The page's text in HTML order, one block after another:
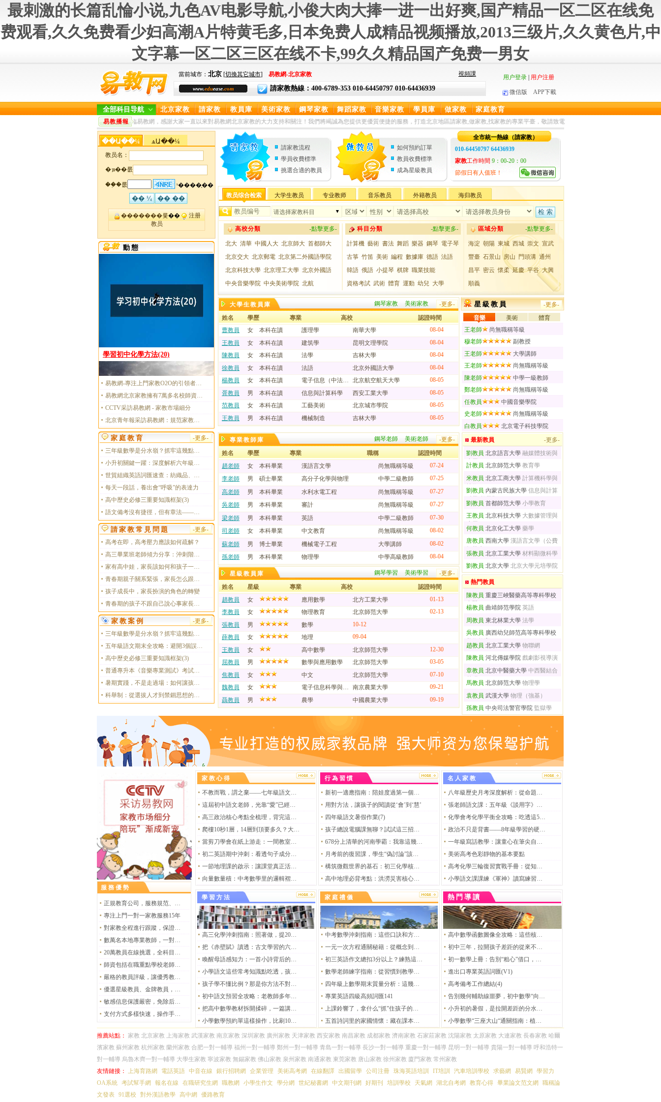
最刺激的长篇乱惀小说,九色AV电影导航,小俊大肉大捧一进一出好爽,国产精品一区二区在线免
费观看,久久免费看少妇高潮A片特黄毛多,日本免费人成精品视频播放,2013三级片,久久黄色片,中
文字幕一区二区三区在线不卡,99久久精品国产免费一男女
當前城市： 北京 [切換其它城市] 易教網-北京家教 視頻課
www.eduease.com 請家教熱線：400-6789-353 010-64450797 010-64436939
用户登录| 用户注册
微信版 APP下載
全部科目导航 北京家教 請家教 教員庫 美術家教 鋼琴家教 舞蹈家教 音樂家教 學員庫 做家教 家庭教育
易教播報
歡迎您光臨易教網，感謝大家一直以來對易教網北京家教的大力支持和關注！我們將竭誠為您提供更優質便捷的服務，打造北京地區請家教,做家教,找家教的專業平臺，敬請致電：010-64436939
請家教流程
學員收費標準
挑選合適的教員
如何預約訂單
教員收費標準
成為星級教員
全市統一熱線（請家教）
010-64450797 64436939
家教工作時間 9：00-20：00
節假日有人值班！
教员综合检索 大学生教员 专业教师 音乐教员 外籍教员 海归教员
请选择家教科目
-點擊更多-
高校分類
北大 清華 中國人大 北京師大 首都師大
北京交大 北京郵電 北京第二外國語學院
北京科技大學 北京理工大學 北京外國語
中央音樂學院 中央美術學院 北航
-點擊更多-
科目分類
計算機 藝術 書法 舞蹈 樂器 鋼琴 電子琴
古箏 竹笛 美術 編程 數據庫 德語 法語
韓語 俄語 小提琴 棋牌 職業技能
資格考試 武術 體育 運動 幼兒 大學
-點擊更多-
區域分類
海淀 朝陽 東城 西城 崇文 宣武
豐臺 石景山 房山 門頭溝 通州
昌平 密云 懷柔 延慶 平谷 大興
順義
-更多-
鋼琴家教 美術家教
大學生教員庫
姓名
學歷 專業 高校
認證時間
曹教員
女 本科在讀 護理學 南華大學
08-04
王教員
女 本科在讀 建筑學 昆明文理學院
08-04
陳教員
女 本科在讀 法學 吉林大學
08-04
徐教員
女 本科在讀 法語 北京外國語大學
08-04
楊教員
女 本科在讀 電子信息（中法工程 北京航空航天大學
08-05
胥教員
男 本科在讀 信息與計算科學 西安工業大學
08-05
范教員
女 本科在讀 工藝美術 北京城市學院
08-05
王教員
男 本科在讀 機械制造 吉林大學 08-05
-更多-
星級教員
音樂 美術
體育
王老師
尚無職稱等級
穆老師
副教授
王老師
大學講師
王老師
尚無職稱等級
陳老師
中學一級教師
鄭老師
尚無職稱等級
任教員
中國音樂學院
史老師
尚無職稱等級
白教員
北京電子科技學院
��Ա��¼ ѧԱ��¼
教员名：
�ܡ��룺
��֤�룺 ˢ����֤��
�������룿��
注册
教员
動態
學習初中化學方法(20)
五首詩詞里的家國情懷：藏在課本里的少年熱血與蒼老悲憫
高中地理必背考點：洪澇災害核心知識點全梳理，考前看一遍不丟分
科舉制：從選拔人才到禁錮思想的千年演變
1 2 3 4 6
易教網-專注上門家教O2O的引領者和探尋者
易教網北京家教擁有7萬多名校師資力量
CCTV采訪易教網 - 家教市場細分
北京青年報采訪易教網：規范家教培訓市場仍任重而道遠
-更多-
鋼琴老師 美術老師
專業教師庫
姓名
學歷 專業 職稱
認證時間
趙老師
女 本科畢業 漢語言文學 尚無職稱等級
07-24
李老師
男 碩士畢業 高分子化學與物理 中學二級教師
07-25
高老師
男 本科畢業 水利水電工程 尚無職稱等級
07-27
吳老師
男 本科畢業 審計 尚無職稱等級
07-27
梁老師
男 本科畢業 英語 中學二級教師
07-30
司老師
女 本科畢業 中文教育 尚無職稱等級
08-02
蘇老師
男 博士畢業 機械電子工程 大學講師
08-02
孫老師
男 本科畢業 物理學 中學高級教師 08-04
-更多-
鋼琴學習 美術學習
星級教員庫
姓名
星級 專業 高校
認證時間
趙教員
女 應用數學 北方工業大學
01-13
李教員
女 物理教育 北京師范大學
02-13
張教員
男 數學
10-12
薛教員
女 地理
09-04
王教員
女 高中數學 北京師范大學
12-30
屈教員
男 數學與應用數學 北京師范大學
03-05
焦教員
女 中文 北京師范大學
07-10
魏教員
女 電子信息科學與技術 南京農業大學
09-21
聶教員
男 農學 中國農業大學 09-19
-更多-
最新教員
劉教員 北京語言大學 融媒體技術與
應用
計教員 北京師范大學 教育學
米教員 北京工商大學 計算機科學與
技術
劉教員 內蒙古民族大學 信息與計算
科學(數學類)
劉教員 首都師范大學 小學教育
王教員 北京科技大學 大數據管理與
應用
何教員 北京化工大學 藥學
唐教員 西南大學 漢語言文學（公費
師范生）
張教員 北京工業大學 材料顯微科學
劉教員 北京大學 北京大學元培學院
熱門教員
陳教員 重慶三峽醫藥高等專科學校
中醫
楊教員 曲靖師范學院 英語
周教員 東北林業大學 法學
吳教員 廣西幼兒師范高等專科學校
美術教育
趙教員 北京工業大學 物聯網
陳教員 河北傳媒學院 戲劇影視導演
章教員 北京中醫藥大學 中西醫結合
基礎
馬教員 北京師范大學 物理學
袁教員 武漢大學 物理（強基）
孫教員 中央司法警官學院 監獄學
-更多-
家庭教育
三年級數學是分水嶺？抓牢這幾點孩子成績穩升不滑坡
小升初關鍵一躍：深度解析六年級數學復習的系統化路徑
世貿組織英語詞匯速查：紡織品、農產品篇實用指南
每天一段話，養出會“呼吸”的表達力
高中歷史必修三重要知識框架(3)
語文備考沒有捷徑，但有章法——一位高中語文老師的實戰規劃手記
-更多-
請家教常見問題
高考在即，高考壓力應該如何疏解？
高三畢業班老師傾力分享：沖刺階段學生應該怎么應對
家有高中娃，家長該如何和孩子一同面對分擔壓力？
青春期親子關系緊張，家長怎么跟孩子好好和解？
孩子成長中，家長扮演的角色的轉變
青春期的孩子不跟自己說心事家長該怎么辦？
-更多-
家教案例
三年級數學是分水嶺？抓牢這幾點孩子成績穩升不滑坡
五年級語文期末全攻略：避開3個誤區，基礎閱讀習作全拿捏
高中歷史必修三重要知識框架(3)
普通專升本《音樂專業測試》考試大綱
暑期實踐，不是走過場：如何讓孩子的假期真正“增值”
科舉制：從選拔人才到禁錮思想的千年演變
服務優勢
正規教育公司，服務規范、安全有保障
專注上門一對一家教服務15年
對家教全程進行跟蹤，保證教學質量
數萬名本地專業教師，一對一打造學習計劃
20萬教員在線挑選，全科目覆蓋
師資包括在職重點學校老師及名校大學生
嚴格的教員評級，讓優秀教員脫穎而出
優選星級教員、金牌教員，保證高品質教學
敏感信息保護嚴密，免除后顧之憂
支付方式多樣快速，操作手段便捷
家教心得
不教而戰，謂之棄——七年級語文備考的三道防線
這屆初中語文老師，光靠“愛”已經不夠了
高三政治核心考點全梳理，背完這些上考場多拿20分
爬樓10秒1層，14層到頂要多久？大部分孩子第一反應就算錯
當剪刀學會在紙上游走：一間教室里的窗花課筆記
初二英語期中沖刺：看透句子成分的底層邏輯，輕松拿下語法高分
一節地理課的啟示：讓課堂真正活起來
向量數量積：中考數學里的邏輯褶皺與學習思維的重塑
行為習慣
新初一適應指南：陪娃度過第一個轉折期，這些經驗能幫你少走三年彎路
用對方法，讓孩子的閱讀從‘會’到‘慧’
四年級語文暑假作業(7)
孩子總說電腦課無聊？試試這三招讓鼠標操作變游戲高手
678分上清華的河南學霸：我靠這幾個“笨辦法”熬過高考
月考前的復習課，學生“偽討論”該怎么破？——初二地理復習課的教學反思
構筑微觀世界的基石：初三化學核心知識深度解讀
高中地理必背考點：洪澇災害核心知識點全梳理，考前看一遍不丟分
名人家教
八年級歷史月考深度解析：從命題邏輯到提分策略的全維度剖析
張老師語文課：五年級《談用字》練習題全解，吃透這篇課文，用字能力蹭蹭漲
化學會考化學平衡全攻略：吃透這5個核心考點，拿分穩了
政治不只是背書——8年級學習的硬核指南
一年級寫話教學：讓童心在筆尖自然流淌
美術高考色彩靜物的基本要點
高考化學三輪復習實戰手冊：從知識鞏固到考場決勝的訓練體系
小學語文課課練《軍神》讀寫練習題篇
學習方法
高三化學沖刺指南：照著做，提20分真的不難
把《赤壁賦》讀透：古文學習的六步攻略
喚醒母語感知力：一首小詩背后的兒童教育智慧
小學語文這些常考知識點吃透，孩子基礎分幾乎不丟
孩子學不懂比例？那是你方法不對！六年級數學比例全攻略
初中語文預習全攻略：老教師多年教學精華，讓孩子初中三年都受益！
把高中數學教材拆開揉碎，一篇講透人教版A版的底層邏輯
小學數學預約單這樣操作，比刷10套試卷提分還快？一線教師用了5年的全流程指南
家庭禮儀
中考數學沖刺指南：這些口訣和方法，助你高效拿高分
一元一次方程通關秘籍：從概念到實戰，讓你輕松搞定初中數學
初三英語作文總扣3分以上？練熟這4步，中考書面表達沖滿分！
數學老師練字指南：從習慣到教學的閉環
四年級上數學期末質量分析：這幾類高頻失分點，下學期一定要重點抓
專業英語四級高頻詞匯141
上課鈴響了，拿什么“抓”住孩子的心？——聊聊初中數學課的巧妙導入
五首詩詞里的家國情懷：藏在課本里的少年熱血與蒼老悲憫
熱門導讀
高中數學函數圖像全攻略：這些核心知識點，90%的同學都忽略了！
初中三年，拉開孩子差距的從來不是智商，而是這八個習慣
初一數學上冊：告別“粗心”借口，幫孩子跨越有理數與方程的隱形門檻
進出口專業英語詞匯(V1)
高考備考工作總結(4)
告別幾何輔助線噩夢，初中數學“向量法”才是隱藏的大招
小升初的暑假，是拉開差距的分水嶺，還是彎道超車的黃金期？
小學數學“三座大山“通關指南：植樹、置換、盈虧問題一文全搞定
推薦站點： 家教 北京家教 上海家教 武漢家教 南京家教 深圳家教 廣州家教 天津家教 西安家教 南昌家教 成都家教 濟南家教 石家莊家教 沈陽家教 太原家教 大連家教 長春家教 哈爾
濱家教 蘇州家教 杭州家教 蘭州家教 合肥一對一輔導 福州一對一輔導 鄭州一對一輔導 青島一對一輔導 長沙一對一輔導 重慶一對一輔導 昆明一對一輔導 貴陽一對一輔導 呼和浩特一
對一輔導 烏魯木齊一對一輔導 大學生家教 寧波家教 無錫家教 佛山家教 泉州家教 南通家教 東莞家教 唐山家教 徐州家教 廈門家教 常州家教
友情鏈接： 上海育路網 電話英語 中音在線 銀行招聘網 企業管理 美術高考網 在線翻譯 出國留學 公司注冊 珠海英語培訓 IT培訓 汽車培訓學校 求藝網 易賢網
學習力
OA系統 考試幫手網 報名在線 在職研究生網 職教網 小學生作文 學分網 世紀秘書網 中文期刊網 好期刊 培訓學校 天氣網 湖北自考網 教育心得 畢業論文范文網
職稱論
文發表 91選校 對外漢語教學 高中網 優路教育